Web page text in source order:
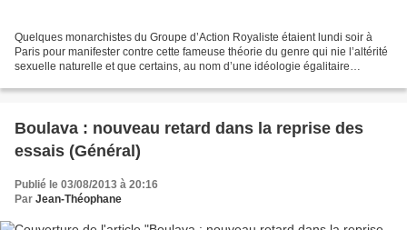
Quelques monarchistes du Groupe d’Action Royaliste étaient lundi soir à
Paris pour manifester contre cette fameuse théorie du genre qui nie l’altérité
sexuelle naturelle et que certains, au nom d’une idéologie égalitaire
Boulava : nouveau retard dans la reprise des
essais (Général)
Publié le 03/08/2013 à 20:16
Par Jean-Théophane